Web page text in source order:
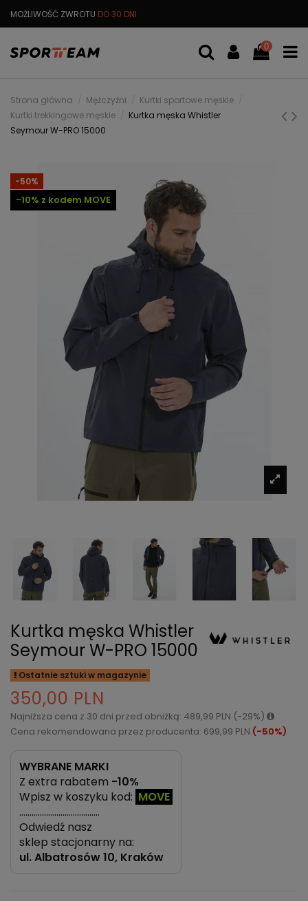
MOŻLIWOŚĆ ZWROTU DO 30 DNI
0
Strona główna Mężczyźni
Kurtki sportowe męskie
Kurtki trekkingowe męskie
Kurtka męska Whistler
Seymour W-PRO 15000
-50%
-10% z kodem MOVE
Kurtka męska Whistler
Seymour W-PRO 15000
Ostatnie sztuki w magazynie
350,00 PLN
Najniższa cena z 30 dni przed obniżką: 489,99 PLN (-29%)
Cena rekomendowana przez producenta: 699,99 PLN (-50%)
WYBRANE MARKI
Z extra rabatem -10%
Wpisz w koszyku kod: MOVE
…………………………………
Odwiedź nasz
sklep stacjonarny na:
ul.Albatrosów 10, Kraków